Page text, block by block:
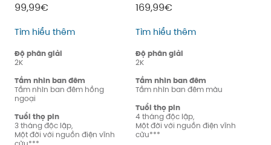
99,99€
Tìm hiểu thêmSoloCam S220
Độ phân giải
2K
Tầm nhìn ban đêm
Tầm nhìn ban đêm hồng
ngoại
Tuổi thọ pin
3 tháng độc lập,
Một đời với nguồn điện vĩnh
169,99€
Tìm hiểu thêmSoloCam S230
Độ phân giải
2K
Tầm nhìn ban đêm
Tầm nhìn ban đêm màu
Tuổi thọ pin
4 tháng độc lập,
Một đời với nguồn điện vĩnh
cửu***